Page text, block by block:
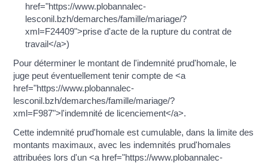
href="https://www.plobannalec-
lesconil.bzh/demarches/famille/mariage/?
xml=F24409">prise d'acte de la rupture du contrat de
travail</a>)
Pour déterminer le montant de l'indemnité prud'homale, le
juge peut éventuellement tenir compte de <a
href="https://www.plobannalec-
lesconil.bzh/demarches/famille/mariage/?
xml=F987">l'indemnité de licenciement</a>.
Cette indemnité prud'homale est cumulable, dans la limite des
montants maximaux, avec les indemnités prud'homales
attribuées lors d'un <a href="https://www.plobannalec-